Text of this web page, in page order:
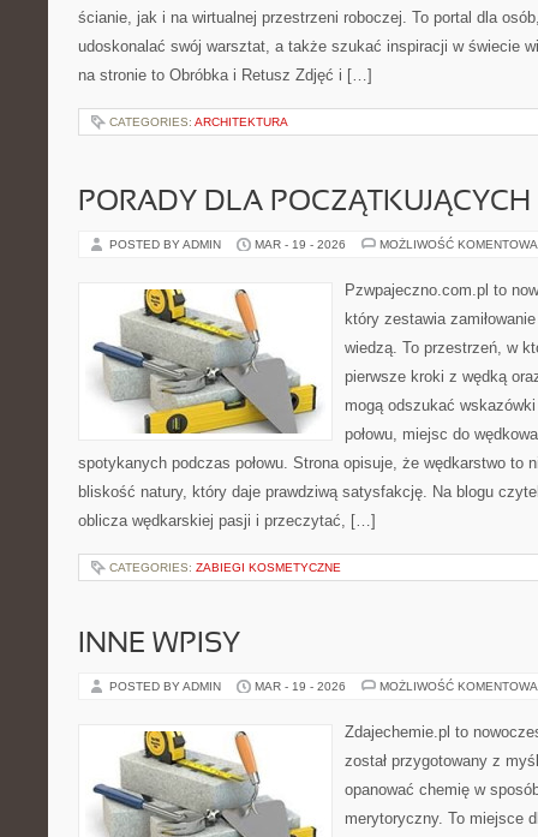
ścianie, jak i na wirtualnej przestrzeni roboczej. To portal dla
udoskonalać swój warsztat, a także szukać inspiracji w świecie
na stronie to Obróbka i Retusz Zdjęć i […]
CATEGORIES: ARCHITEKTURA
PORADY DLA POCZĄTKUJĄCYCH
POSTED BY ADMIN MAR - 19 - 2026 MOŻLIWOŚĆ
Pzwpajeczno.com.pl to
który zestawia
wiedzą. To przestrzeń, w
pierwsze kroki z wędką
mogą odszukać
połowu, miejsc do
spotykanych podczas połowu. Strona opisuje, że wędkarstwo to
bliskość natury, który daje prawdziwą satysfakcję. Na blogu
oblicza wędkarskiej pasji i przeczytać, […]
CATEGORIES: ZABIEGI KOSMETYCZNE
INNE WPISY
POSTED BY ADMIN MAR - 19 - 2026 MOŻLIWOŚĆ
Zdajechemie.pl to
został przygotowany z
opanować chemię w
merytoryczny. To miejsce